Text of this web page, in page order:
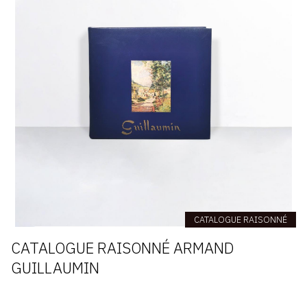
CATALOGUE RAISONNÉ
CATALOGUE RAISONNÉ ARMAND
GUILLAUMIN